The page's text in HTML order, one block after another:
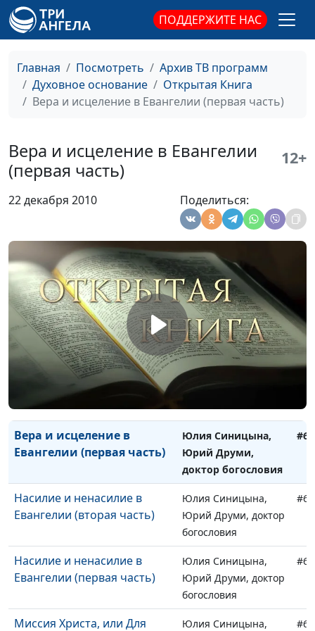
ПОДДЕРЖИТЕ НАС
Главная Посмотреть
Архив ТВ программ
Духовное основание
Открытая Книга
Вера и исцеление в Евангелии (первая часть)
Вера и исцеление в Евангелии
(первая часть)
12+
22 декабря 2010 Поделиться:
Эдуард Симинюк,
магистр богословия
Эдуард Симинюк,
магистр богословия
магистр богословия
Причины греха
Эдуард Симинюк,
магистр богословия
Защита от сил тьмы
Эдуард Симинюк,
магистр богословия
Стойкость святых
Юлия Синицына,
Юрий Друми, доктор
богословия
Вера и исцеление в
Евангелии (вторая часть)
Юлия Синицына,
Юрий Друми, доктор
богословия
Вера и исцеление в
Евангелии (первая часть)
Юлия Синицына,
Юрий Друми,
доктор богословия
Насилие и ненасилие в
Евангелии (вторая часть)
Юлия Синицына,
Юрий Друми, доктор
богословия
Насилие и ненасилие в
Евангелии (первая часть)
Юлия Синицына,
Юрий Друми, доктор
богословия
Миссия Христа, или Для
Юлия Синицына,